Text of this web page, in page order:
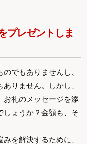
プレゼントしま
でもありませんし、
りません。しかし、
お礼のメッセージを添
しょうか？金額も、そ
を解決するために、